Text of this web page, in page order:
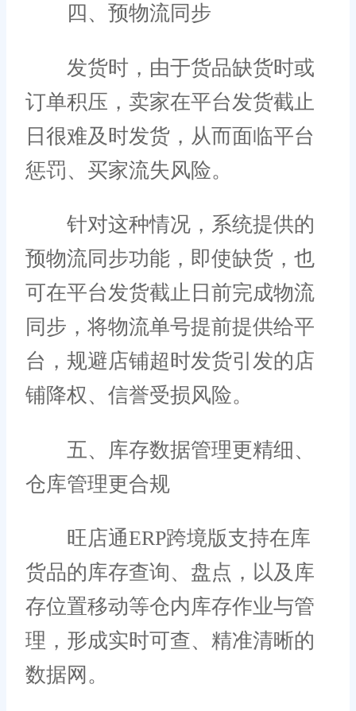
四、预物流同步
发货时，由于货品缺货时或
订单积压，卖家在平台发货截止
日很难及时发货，从而面临平台
惩罚、买家流失风险。
针对这种情况，系统提供的
预物流同步功能，即使缺货，也
可在平台发货截止日前完成物流
同步，将物流单号提前提供给平
台，规避店铺超时发货引发的店
铺降权、信誉受损风险。
五、库存数据管理更精细、
仓库管理更合规
旺店通ERP跨境版支持在库
货品的库存查询、盘点，以及库
存位置移动等仓内库存作业与管
理，形成实时可查、精准清晰的
数据网。